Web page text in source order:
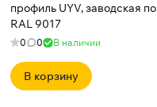
профиль UYV, заводская
RAL 9017
0 0 В наличии
В корзину